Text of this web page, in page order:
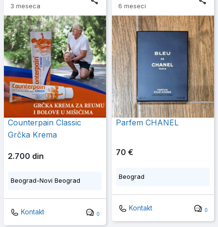
3 meseca
Counterpain Classic
Grčka Krema
2.700 din
Beograd-Novi Beograd
Kontakt 0
6 meseci
Parfem CHANEL
70 €
Beograd
Kontakt 0